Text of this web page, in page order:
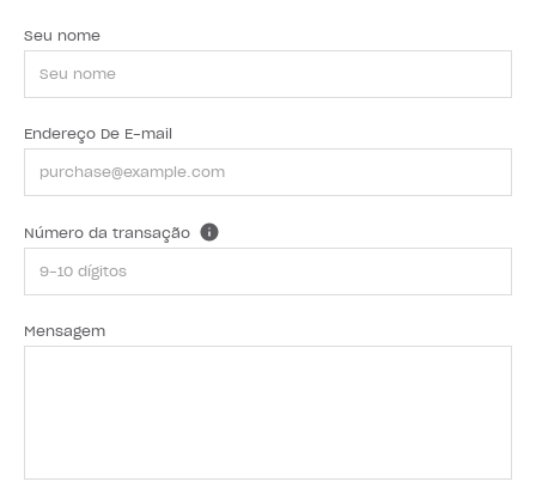
Seu nome
Endereço De E-mail
Número da transação
Mensagem